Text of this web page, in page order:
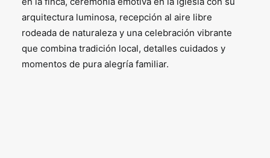
arquitectura luminosa, recepción al aire libre
rodeada de naturaleza y una celebración vibrante
que combina tradición local, detalles cuidados y
momentos de pura alegría familiar.